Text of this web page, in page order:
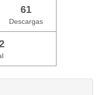
61
Descargas